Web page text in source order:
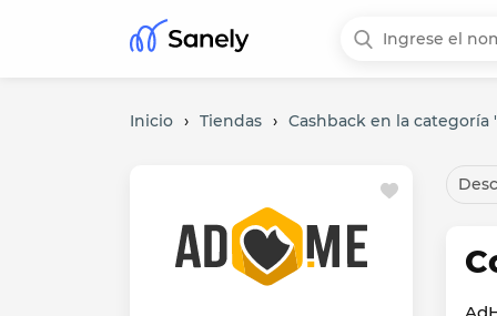
Inicio › Tiendas › Cashback en la categoría